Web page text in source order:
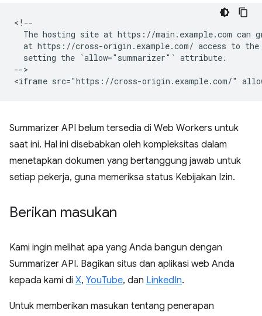
<!--
The hosting site at https://main.example.com can
at https://cross-origin.example.com/ access to
  setting the `allow="summarizer"` attribute.
-->
Summarizer API belum tersedia di Web Workers untuk
saat ini. Hal ini disebabkan oleh kompleksitas dalam
menetapkan dokumen yang bertanggung jawab untuk
setiap pekerja, guna memeriksa status Kebijakan Izin.
Berikan masukan
Kami ingin melihat apa yang Anda bangun dengan
Summarizer API. Bagikan situs dan aplikasi web Anda
kepada kami di X, YouTube, dan LinkedIn.
Untuk memberikan masukan tentang penerapan